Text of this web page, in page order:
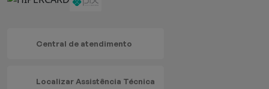
Central de atendimento
Localizar Assistência Técnica